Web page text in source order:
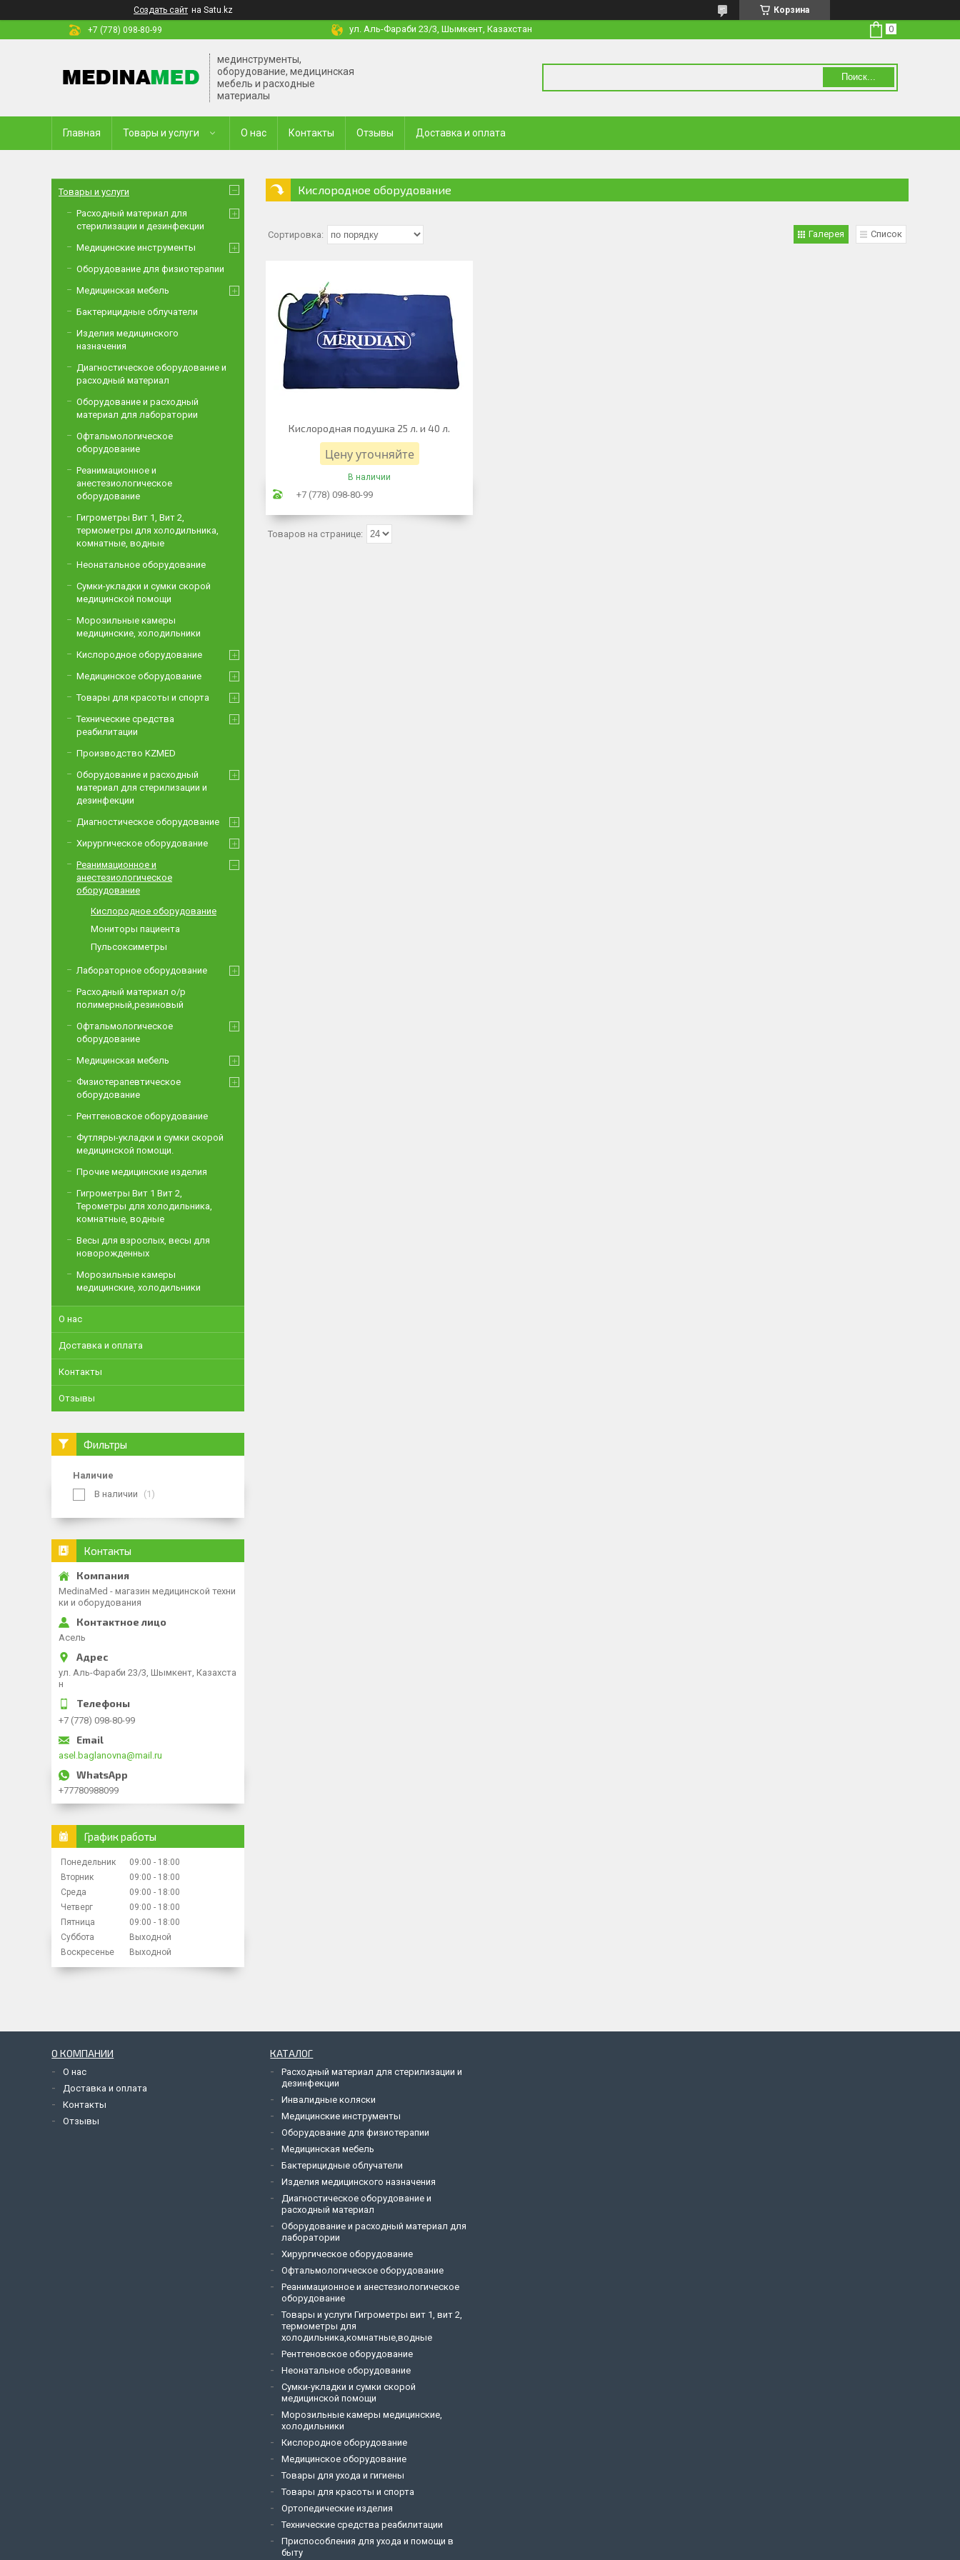
Создать сайт на Satu.kz
Корзина
+7 (778) 098-80-99
ул. Аль-Фараби 23/3, Шымкент, Казахстан
мединструменты,
оборудование, медицинская
мебель и расходные
материалы
Поиск...
Главная Товары и услуги О нас Контакты Отзывы Доставка и оплата
Кислородное оборудование
Галерея Список
Кислородная подушка 25 л. и 40 л.
Цену уточняйте
В наличии
+7 (778) 098-80-99
Товары и услуги
Расходный материал для
стерилизации и дезинфекции
Медицинские инструменты
Оборудование для физиотерапии
Медицинская мебель
Бактерицидные облучатели
Изделия медицинского
назначения
Диагностическое оборудование и
расходный материал
Оборудование и расходный
материал для лаборатории
Офтальмологическое
оборудование
Реанимационное и
анестезиологическое
оборудование
Гигрометры Вит 1, Вит 2,
термометры для холодильника,
комнатные, водные
Неонатальное оборудование
Сумки-укладки и сумки скорой
медицинской помощи
Морозильные камеры
медицинские, холодильники
Кислородное оборудование
Медицинское оборудование
Товары для красоты и спорта
Технические средства
реабилитации
Производство KZMED
Оборудование и расходный
материал для стерилизации и
дезинфекции
Диагностическое оборудование
Хирургическое оборудование
Реанимационное и
анестезиологическое
оборудование
Кислородное оборудование
Мониторы пациента
Пульсоксиметры
Лабораторное оборудование
Расходный материал о/р
полимерный,резиновый
Офтальмологическое
оборудование
Медицинская мебель
Физиотерапевтическое
оборудование
Рентгеновское оборудование
Футляры-укладки и сумки скорой
медицинской помощи.
Прочие медицинские изделия
Гигрометры Вит 1 Вит 2,
Терометры для холодильника,
комнатные, водные
Весы для взрослых, весы для
новорожденных
Морозильные камеры
медицинские, холодильники
О нас
Доставка и оплата
Контакты
Отзывы
Фильтры
Наличие
В наличии
1
Контакты
MedinaMed - магазин медицинской техни
ки и оборудования
Асель
ул. Аль-Фараби 23/3, Шымкент, Казахста
н
+7 (778) 098-80-99
asel.baglanovna@mail.ru
+77780988099
График работы
Понедельник 09:00
18:00
Вторник
09:00
18:00
Среда
09:00
18:00
Четверг
09:00
18:00
Пятница
09:00
18:00
Суббота
Выходной
Воскресенье
Выходной
О КОМПАНИИ
О нас
Доставка и оплата
Контакты
Отзывы
КАТАЛОГ
Расходный материал для стерилизации и
дезинфекции
Инвалидные коляски
Медицинские инструменты
Оборудование для физиотерапии
Медицинская мебель
Бактерицидные облучатели
Изделия медицинского назначения
Диагностическое оборудование и
расходный материал
Оборудование и расходный материал для
лаборатории
Хирургическое оборудование
Офтальмологическое оборудование
Реанимационное и анестезиологическое
оборудование
Товары и услуги Гигрометры вит 1, вит 2,
термометры для
холодильника,комнатные,водные
Рентгеновское оборудование
Неонатальное оборудование
Сумки-укладки и сумки скорой
медицинской помощи
Морозильные камеры медицинские,
холодильники
Кислородное оборудование
Медицинское оборудование
Товары для ухода и гигиены
Товары для красоты и спорта
Ортопедические изделия
Технические средства реабилитации
Приспособления для ухода и помощи в
быту